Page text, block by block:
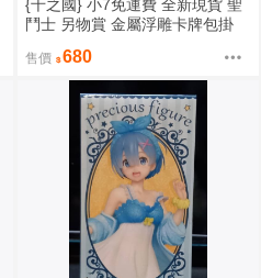
{千之國} 小7免運費 全新現貨 聖
鬥士 另物賞 金屬浮雕卡牌包掛
售價 680